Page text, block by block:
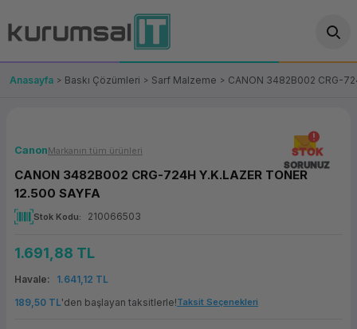
Geri Dön
Geri Dön
OT/VT Ürünleri
Fiş Yazıcı
Panel PC
(Firewall)
Geri Dön
Makinesi
Makinesi
Geri Dön
Çözümleri
Geri Dön
Geri Dön
Bağlantı
Yedekleme
Geri Dön
Ürünler
Paketi
Anasayfa Baskı Çözümleri Sarf Malzeme CANON 3482B002 CRG-
STOK
SORUNUZ
CanonMarkanın tüm ürünleri
CANON 3482B002 CRG-724H Y.K.LAZER TONER
12.500 SAYFA
Stok Kodu 210066503
1.691,88 TL
Havale
1.641,12 TL
189,50 TL'den başlayan taksitlerle!Taksit Seçenekleri